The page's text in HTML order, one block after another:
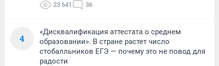
23 641 36
4
«Дисквалификация аттестата о среднем
образовании». В стране растет число
стобалльников ЕГЭ — почему это не повод для
радости